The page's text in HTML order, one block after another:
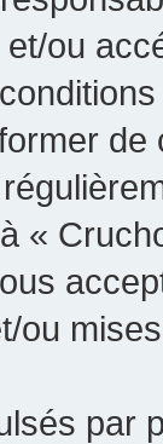
ou
«
ou
par